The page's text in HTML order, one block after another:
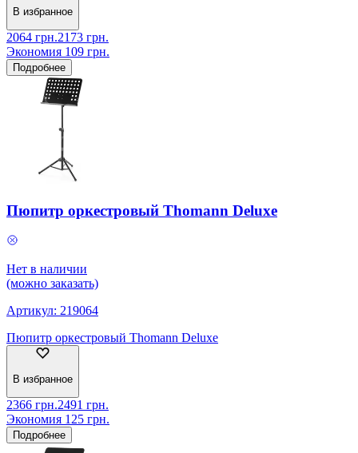
В избранное
2064 грн.2173 грн.
Экономия 109 грн.
Подробнее
Пюпитр оркестровый Thomann Deluxe
Нет в наличии
(можно заказать)
Артикул: 219064
Пюпитр оркестровый Thomann Deluxe
В избранное
2366 грн.2491 грн.
Экономия 125 грн.
Подробнее